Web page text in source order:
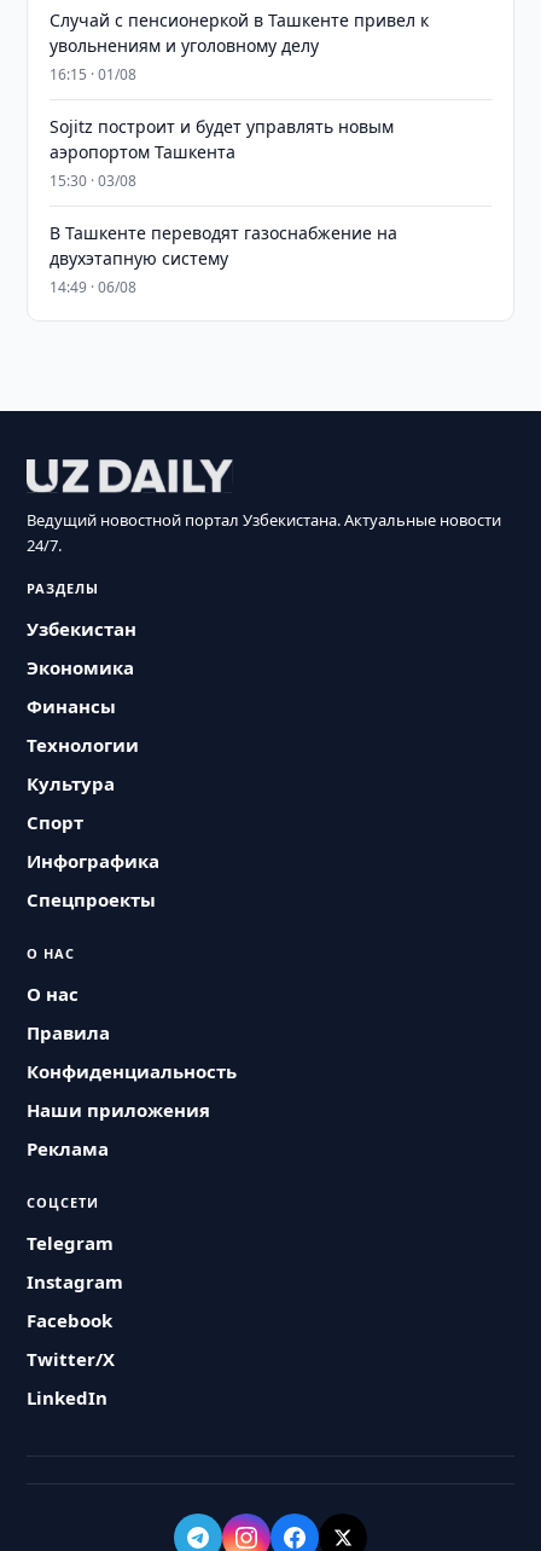
Случай с пенсионеркой в Ташкенте привел к
увольнениям и уголовному делу
16:15 · 01/08
Sojitz построит и будет управлять новым
аэропортом Ташкента
15:30 · 03/08
В Ташкенте переводят газоснабжение на
двухэтапную систему
14:49 · 06/08
Ведущий новостной портал Узбекистана. Актуальные новости
24/7.
РАЗДЕЛЫ
Узбекистан
Экономика
Финансы
Технологии
Культура
Спорт
Инфографика
Спецпроекты
О НАС
О нас
Правила
Конфиденциальность
Наши приложения
Реклама
СОЦСЕТИ
Telegram
Instagram
Facebook
Twitter/X
LinkedIn